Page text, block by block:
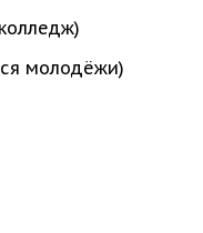
молодёжи)